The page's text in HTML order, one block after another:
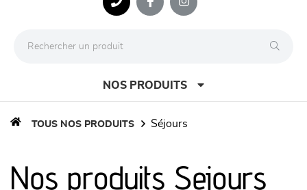
NOS PRODUITS
TOUS NOS PRODUITS séjours
Nos produits Sejours